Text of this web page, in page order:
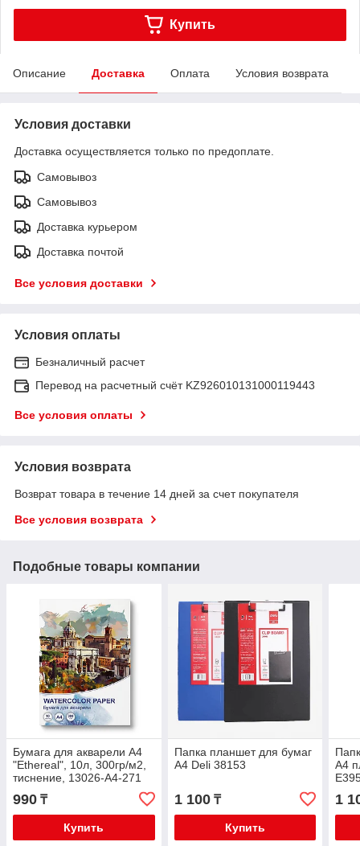
Купить
Описание Доставка Оплата Условия возврата
Условия доставки
Доставка осуществляется только по предоплате.
Самовывоз
Самовывоз
Доставка курьером
Доставка почтой
Все условия доставки
Условия оплаты
Безналичный расчет
Перевод на расчетный счёт KZ926010131000119443
Все условия оплаты
Условия возврата
Возврат товара в течение 14 дней за счет покупателя
Все условия возврата
Подобные товары компании
Бумага для акварели А4
"Ethereal", 10л, 300гр/м2,
тиснение, 13026-A4-271
990 ₸
Купить
Папка планшет для бумаг
A4 Deli 38153
1 100₸
Купить
A4
1